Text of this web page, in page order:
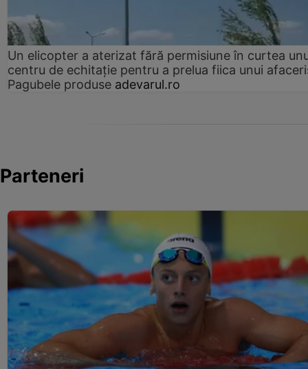
Un elicopter a aterizat fără permisiune în curtea
centru de echitație pentru a prelua fiica unui
Pagubele produse adevarul.ro
Parteneri